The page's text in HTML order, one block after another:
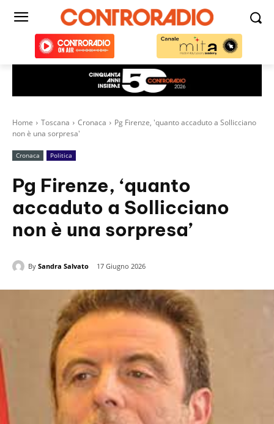
Home Toscana Cronaca
Pg Firenze, 'quanto accaduto a Sollicciano
non è una sorpresa'
Cronaca Politica
Pg Firenze, ‘quanto
accaduto a Sollicciano
non è una sorpresa’
By Sandra Salvato 17 Giugno 2026